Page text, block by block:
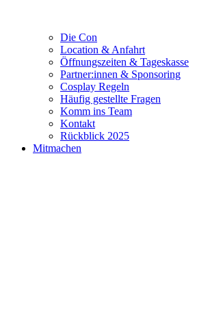
Die Con
Location & Anfahrt
Öffnungszeiten & Tageskasse
Partner:innen & Sponsoring
Cosplay Regeln
Häufig gestellte Fragen
Komm ins Team
Kontakt
Rückblick 2025
Mitmachen